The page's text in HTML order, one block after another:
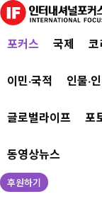
포커스 국제 코
이민·국적 인물·
글로벌라이프 포
동영상뉴스
후원하기